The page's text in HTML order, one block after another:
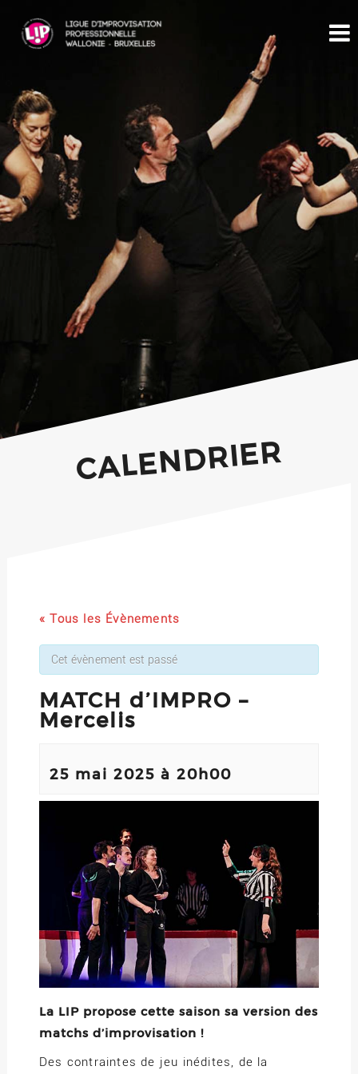
CALENDRIER
« Tous les Évènements
Cet évènement est passé
MATCH d’IMPRO –
Mercelis
25 mai 2025 à 20h00
La LIP propose cette saison sa version des
matchs d’improvisation !
Des contraintes de jeu inédites, de la